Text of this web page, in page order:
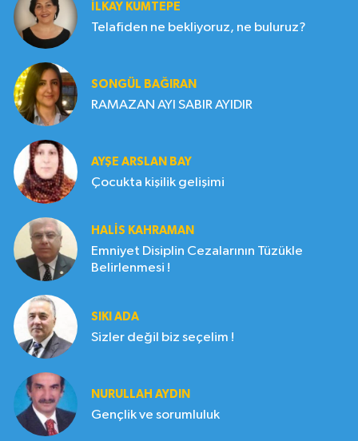
İLKAY KUMTEPE
Telafiden ne bekliyoruz, ne buluruz?
SONGÜL BAĞIRAN
RAMAZAN AYI SABIR AYIDIR
AYŞE ARSLAN BAY
Çocukta kişilik gelişimi
HALIS KAHRAMAN
Emniyet Disiplin Cezalarının Tüzükle
Belirlenmesi !
SIKI ADA
Sizler değil biz seçelim !
NURULLAH AYDIN
Gençlik ve sorumluluk